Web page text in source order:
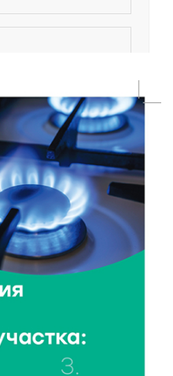
благоустроят в
рейвов:
танцевальной
трассы
— Нелидово в